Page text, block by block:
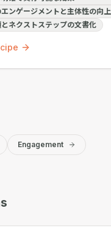
ンゲージメントと主体性の向上
ネクストステップの文書化
Engagement